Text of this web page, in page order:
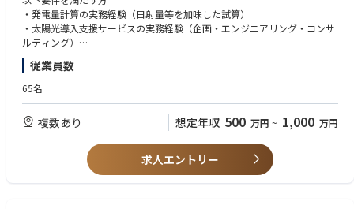
入社後にまずその社風に(いい意味で)驚く社員がたくさんおります。
「わからないことがあっても聞きにくい」なんてことはなく、入社後は3
～6ヶ月程度OJTで先輩社員と一緒に業務に携わっていただきます。
先輩・後輩、プロパー、中途社員関係なくお互いの意見を発しやすいフラ
ットな組織です。
■ キャリアイメージ
地域密着にて、エンジニアリング力を生かし、施工管理のプロフェッショ
ナルを目指していただきます。
自社一気通貫のプロジェクトが多いため、設計・営業と共に、
協力体制を構築し拡販していく意識を持てる方は活躍できるフィールドが
ゆくゆくは現場のマネジメントもお任せしたいと考えています。
【業務内容】
■プロダクトの戦略設計
・KPI設計と定量・定性の両面からのプロダクト評価
・ユーザーインタビュー・データ分析・市場調査をもとにした課題の特定
と優先順位付け
・業務要件・機能要件のドキュメント化
・テックチームとの連携による開発業務の推進"
■新規事業開発
・発電量計算の実務経験（日射量等を加味した試算）
・太陽光導入支援サービスの実務経験（企画・エンジニアリング・コンサ
ルティング）
・複数のステークホルダーと連携して業務・プロジェクトを推進した経験
（3年以上）
・電力業界の知見
・蓄電池の充放電ロジックに関する知見
・BtoBプロダクトマネージャー・プロダクトオーナーとしての実務経験
・スタートアップや新規事業における0→1フェーズの立上げ経験
・KPI設計・ユーザーインタビューなどのグロース施策の経験
従業員数
65名
複数あり 想定年収 500 万円 ~ 1,000 万円
求人エントリー